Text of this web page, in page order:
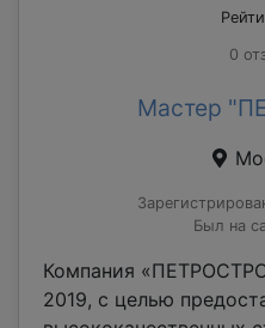
0
Мастер
Был на
Компания
2019, с целью